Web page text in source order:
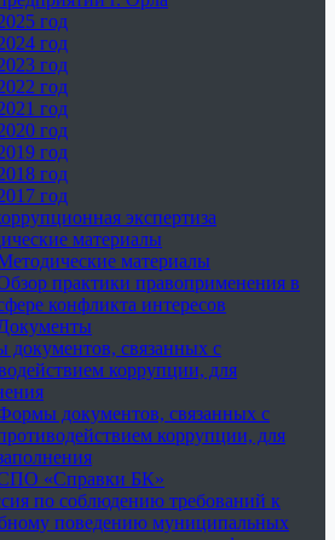
год
год
год
год
год
год
год
год
год
экспертиза
материалы
материалы
практики правоприменения в
конфликта интересов
связанных с
коррупции, для
документов, связанных с
коррупции, для
«Справки БК»
по соблюдению требований к
поведению муниципальных